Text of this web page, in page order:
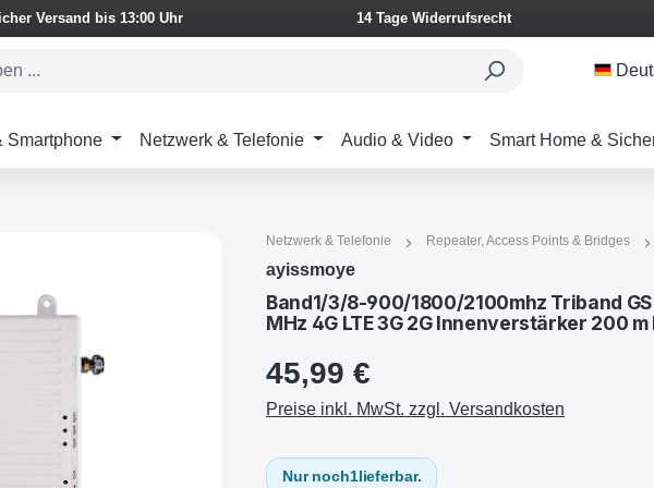
Versand bis 13:00 Uhr 14 Tage Widerrufsrecht
Smartphone Netzwerk & Telefonie Audio & Video Smart Home &
Netzwerk & Telefonie Repeater, Access Points & Bridges
ayissmoye
Band1/3/8-900/1800/2100mhz Triband
MHz 4G LTE 3G 2G Innenverstärker 200
45,99 €
Preise inkl. MwSt. zzgl. Versandkosten
Nur noch1lieferbar.